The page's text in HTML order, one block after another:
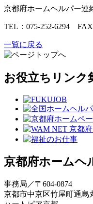
京都府ホームヘルパー
TEL：075-252-6294 FAX
一覧に戻る
お役立ちリンク
京都府ホームヘ
事務局／〒604-0874
京都市中京区竹屋町通